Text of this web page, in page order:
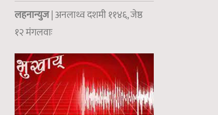
लहनान्युज| अनलाथ्व दशमी ११४६, जेष्ठ
१२ मंगलवाः